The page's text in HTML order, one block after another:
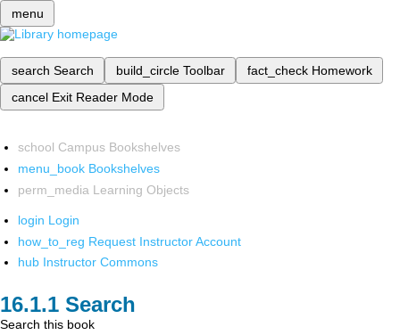
menu
search Search build_circle Toolbar fact_check Homework
cancel Exit Reader Mode
school Campus Bookshelves
menu_book Bookshelves
perm_media Learning Objects
login Login
how_to_reg Request Instructor Account
hub Instructor Commons
Search
Search this book